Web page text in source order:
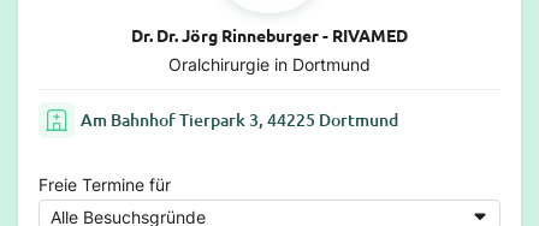
Dr. Dr. Jörg Rinneburger - RIVAMED
Oralchirurgie in Dortmund
Am Bahnhof Tierpark 3, 44225 Dortmund
Freie Termine für